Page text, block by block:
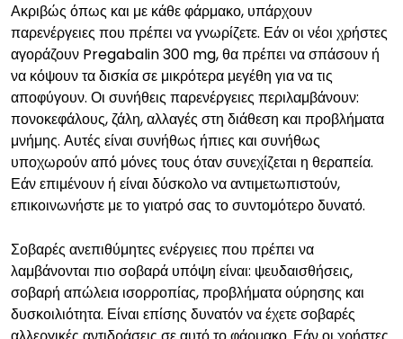
Ακριβώς όπως και με κάθε φάρμακο, υπάρχουν
παρενέργειες που πρέπει να γνωρίζετε. Εάν οι νέοι χρήστες
αγοράζουν Pregabalin 300 mg, θα πρέπει να σπάσουν ή
να κόψουν τα δισκία σε μικρότερα μεγέθη για να τις
αποφύγουν. Οι συνήθεις παρενέργειες περιλαμβάνουν:
πονοκεφάλους, ζάλη, αλλαγές στη διάθεση και προβλήματα
μνήμης. Αυτές είναι συνήθως ήπιες και συνήθως
υποχωρούν από μόνες τους όταν συνεχίζεται η θεραπεία.
Εάν επιμένουν ή είναι δύσκολο να αντιμετωπιστούν,
επικοινωνήστε με το γιατρό σας το συντομότερο δυνατό.
Σοβαρές ανεπιθύμητες ενέργειες που πρέπει να
λαμβάνονται πιο σοβαρά υπόψη είναι: ψευδαισθήσεις,
σοβαρή απώλεια ισορροπίας, προβλήματα ούρησης και
δυσκοιλιότητα. Είναι επίσης δυνατόν να έχετε σοβαρές